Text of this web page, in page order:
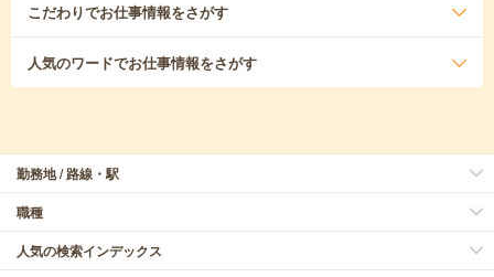
こだわりでお仕事情報をさがす
人気のワードでお仕事情報をさがす
勤務地 / 路線・駅
職種
人気の検索インデックス